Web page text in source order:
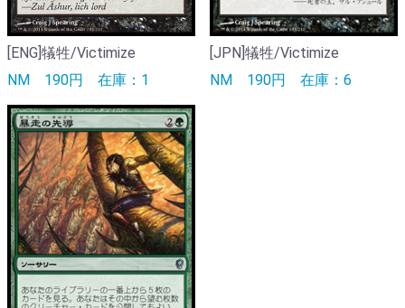
[ENG]犠牲/Victimize
NM 190円 在庫：1
[JPN]犠牲/Victimize
NM 190円 在庫：6